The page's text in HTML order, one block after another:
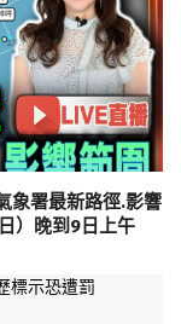
象署最新路徑.影響
）晚到9日上午